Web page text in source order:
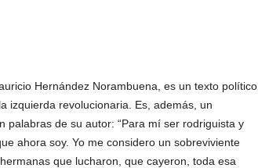
Hernández Norambuena, es un texto político
izquierda revolucionaria. Es, además, un
palabras de su autor: “Para mí ser rodriguista y
ahora soy. Yo me considero un sobreviviente
que lucharon, que cayeron, toda esa